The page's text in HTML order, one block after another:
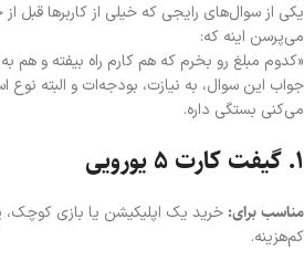
یکی از سوال‌های رایجی که خیلی از کاربرها قبل
می‌پرسن اینه که:
«کدوم مبلغ رو بخرم که هم کارم راه بیفته و هم
جواب این سوال، به نیازت، بودجه‌ات و البته نوع
می‌کنی بستگی داره.
۱. گیفت کارت ۵ یورویی
مناسب برای:خرید یک اپلیکیشن یا بازی کوچک،
کم‌هزینه.